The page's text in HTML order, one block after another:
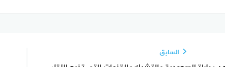
السابق